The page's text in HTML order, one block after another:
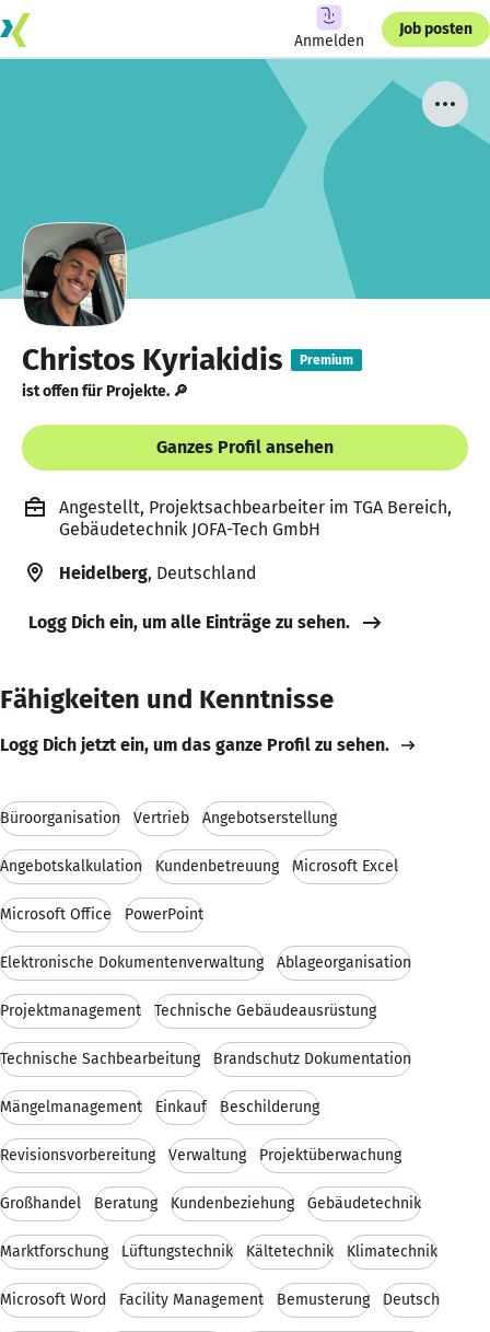
Anmelden
Job posten
Christos Kyriakidis Premium
ist offen für Projekte. 🔎
Ganzes Profil ansehen
Angestellt, Projektsachbearbeiter im TGA Bereich,
Gebäudetechnik JOFA-Tech GmbH
Heidelberg, Deutschland
Logg Dich ein, um alle Einträge zu sehen.
Fähigkeiten und Kenntnisse
Logg Dich jetzt ein, um das ganze Profil zu sehen.
Büroorganisation Vertrieb Angebotserstellung
Angebotskalkulation Kundenbetreuung Microsoft Excel
Microsoft Office PowerPoint
Elektronische Dokumentenverwaltung Ablageorganisation
Projektmanagement Technische Gebäudeausrüstung
Technische Sachbearbeitung Brandschutz Dokumentation
Mängelmanagement Einkauf Beschilderung
Revisionsvorbereitung Verwaltung Projektüberwachung
Großhandel Beratung Kundenbeziehung Gebäudetechnik
Marktforschung Lüftungstechnik Kältetechnik Klimatechnik
Microsoft Word Facility Management Bemusterung Deutsch